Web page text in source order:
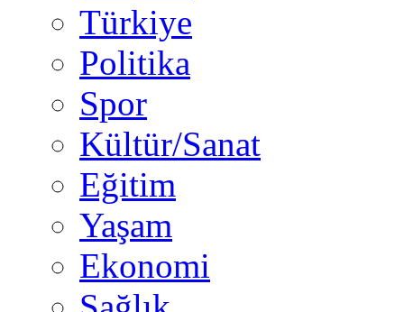
Türkiye
Politika
Spor
Kültür/Sanat
Eğitim
Yaşam
Ekonomi